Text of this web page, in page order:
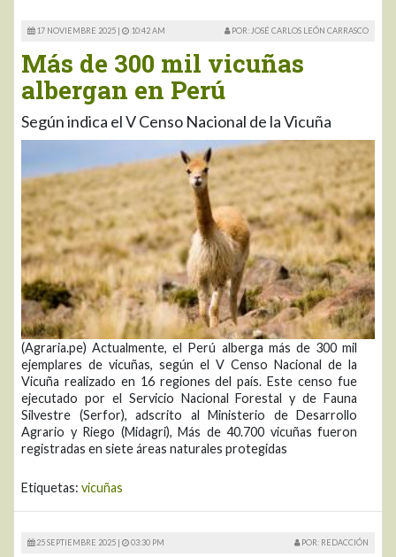
17 NOVIEMBRE 2025 | 10:42 AM POR: JOSÉ CARLOS LEÓN CARRASCO
Más de 300 mil vicuñas
albergan en Perú
Según indica el V Censo Nacional de la Vicuña
(Agraria.pe) Actualmente, el Perú alberga más de 300 mil
ejemplares de vicuñas, según el V Censo Nacional de la
Vicuña realizado en 16 regiones del país. Este censo fue
ejecutado por el Servicio Nacional Forestal y de Fauna
Silvestre (Serfor), adscrito al Ministerio de Desarrollo
Agrario y Riego (Midagri), Más de 40.700 vicuñas fueron
registradas en siete áreas naturales protegidas
Etiquetas: vicuñas
25 SEPTIEMBRE 2025 | 03:30 PM POR: REDACCIÓN